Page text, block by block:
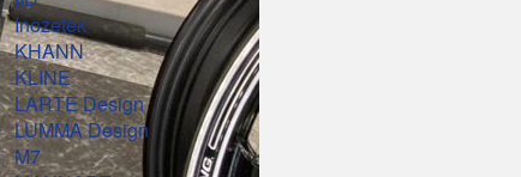
Inozetek
KHANN
KLINE
LARTE Design
LUMMA Design
M7